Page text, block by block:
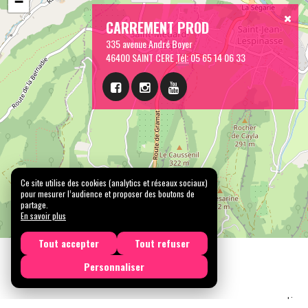
CARREMENT PROD
335 avenue André Boyer
46400 SAINT CERETél:05 65 14 06 33
Ce site utilise des cookies (analytics et réseaux sociaux)
pour mesurer l’audience et proposer des boutons de
partage.
En savoir plus
Tout accepter
Tout refuser
Personnaliser